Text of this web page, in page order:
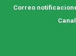
Correo